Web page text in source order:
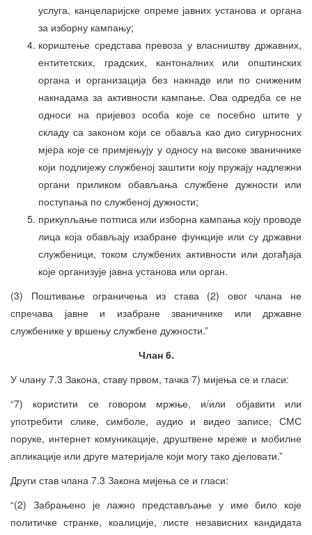
услуга, канцеларијске опреме јавних установа и органа
за изборну кампању;
кориштење средстава превоза у власништву државних,
ентитетских, градских, кантоналних или општинских
органа и организација без накнаде или по сниженим
накнадама за активности кампање. Ова одредба се не
односи на пријевоз особа које се посебно штите у
складу са законом који се обавља као дио сигурносних
мјера које се примјењују у односу на високе званичнике
који подлијежу службеној заштити коју пружају надлежни
органи приликом обављања службене дужности или
поступања по службеној дужности;
прикупљање потписа или изборна кампања коју проводе
лица која обављају изабране функције или су државни
службеници, током службених активности или догађаја
које организује јавна установа или орган.
(3) Поштивање ограничења из става (2) овог члана не
спречава јавне и изабране званичнике или државне
службенике у вршењу службене дужности.”
Члан 6.
У члану 7.3 Закона, ставу првом, тачка 7) мијења се и гласи:
“7) користити се говором мржње, и/или објавити или
употребити слике, симболе, аудио и видео записе, СМС
поруке, интернет комуникације, друштвене мреже и мобилне
апликације или друге материјале који могу тако дјеловати.”
Други став члана 7.3 Закона мијења се и гласи:
“(2) Забрањено је лажно представљање у име било које
политичке странке, коалиције, листе независних кандидата